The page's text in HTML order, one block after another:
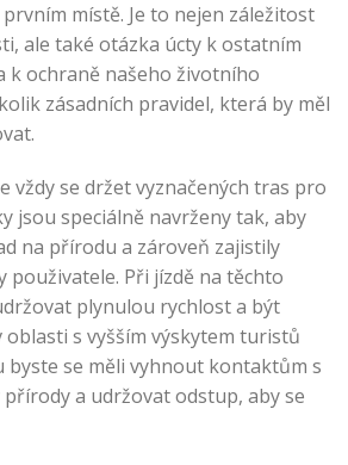
místě. Je to nejen záležitost
ale také otázka úcty k ostatním
k ochraně našeho životního
zásadních pravidel, která by měl
vždy se držet vyznačených tras pro
jsou speciálně navrženy tak, aby
na přírodu a zároveň zajistily
použivatele. Při jízdě na těchto
plynulou rychlost a být
s vyšším výskytem turistů
byste se měli vyhnout kontaktům s
a udržovat odstup, aby se